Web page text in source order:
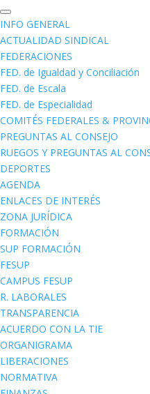
INFO GENERAL
ACTUALIDAD SINDICAL
FEDERACIONES
FED. de Igualdad y Conciliación
FED. de Escala
FED. de Especialidad
COMITÉS FEDERALES &
PREGUNTAS AL CONSEJO
RUEGOS Y PREGUNTAS AL
DEPORTES
AGENDA
ENLACES DE INTERÉS
ZONA JURÍDICA
FORMACIÓN
SUP FORMACIÓN
FESUP
CAMPUS FESUP
R. LABORALES
TRANSPARENCIA
ACUERDO CON LA TIE
ORGANIGRAMA
LIBERACIONES
NORMATIVA